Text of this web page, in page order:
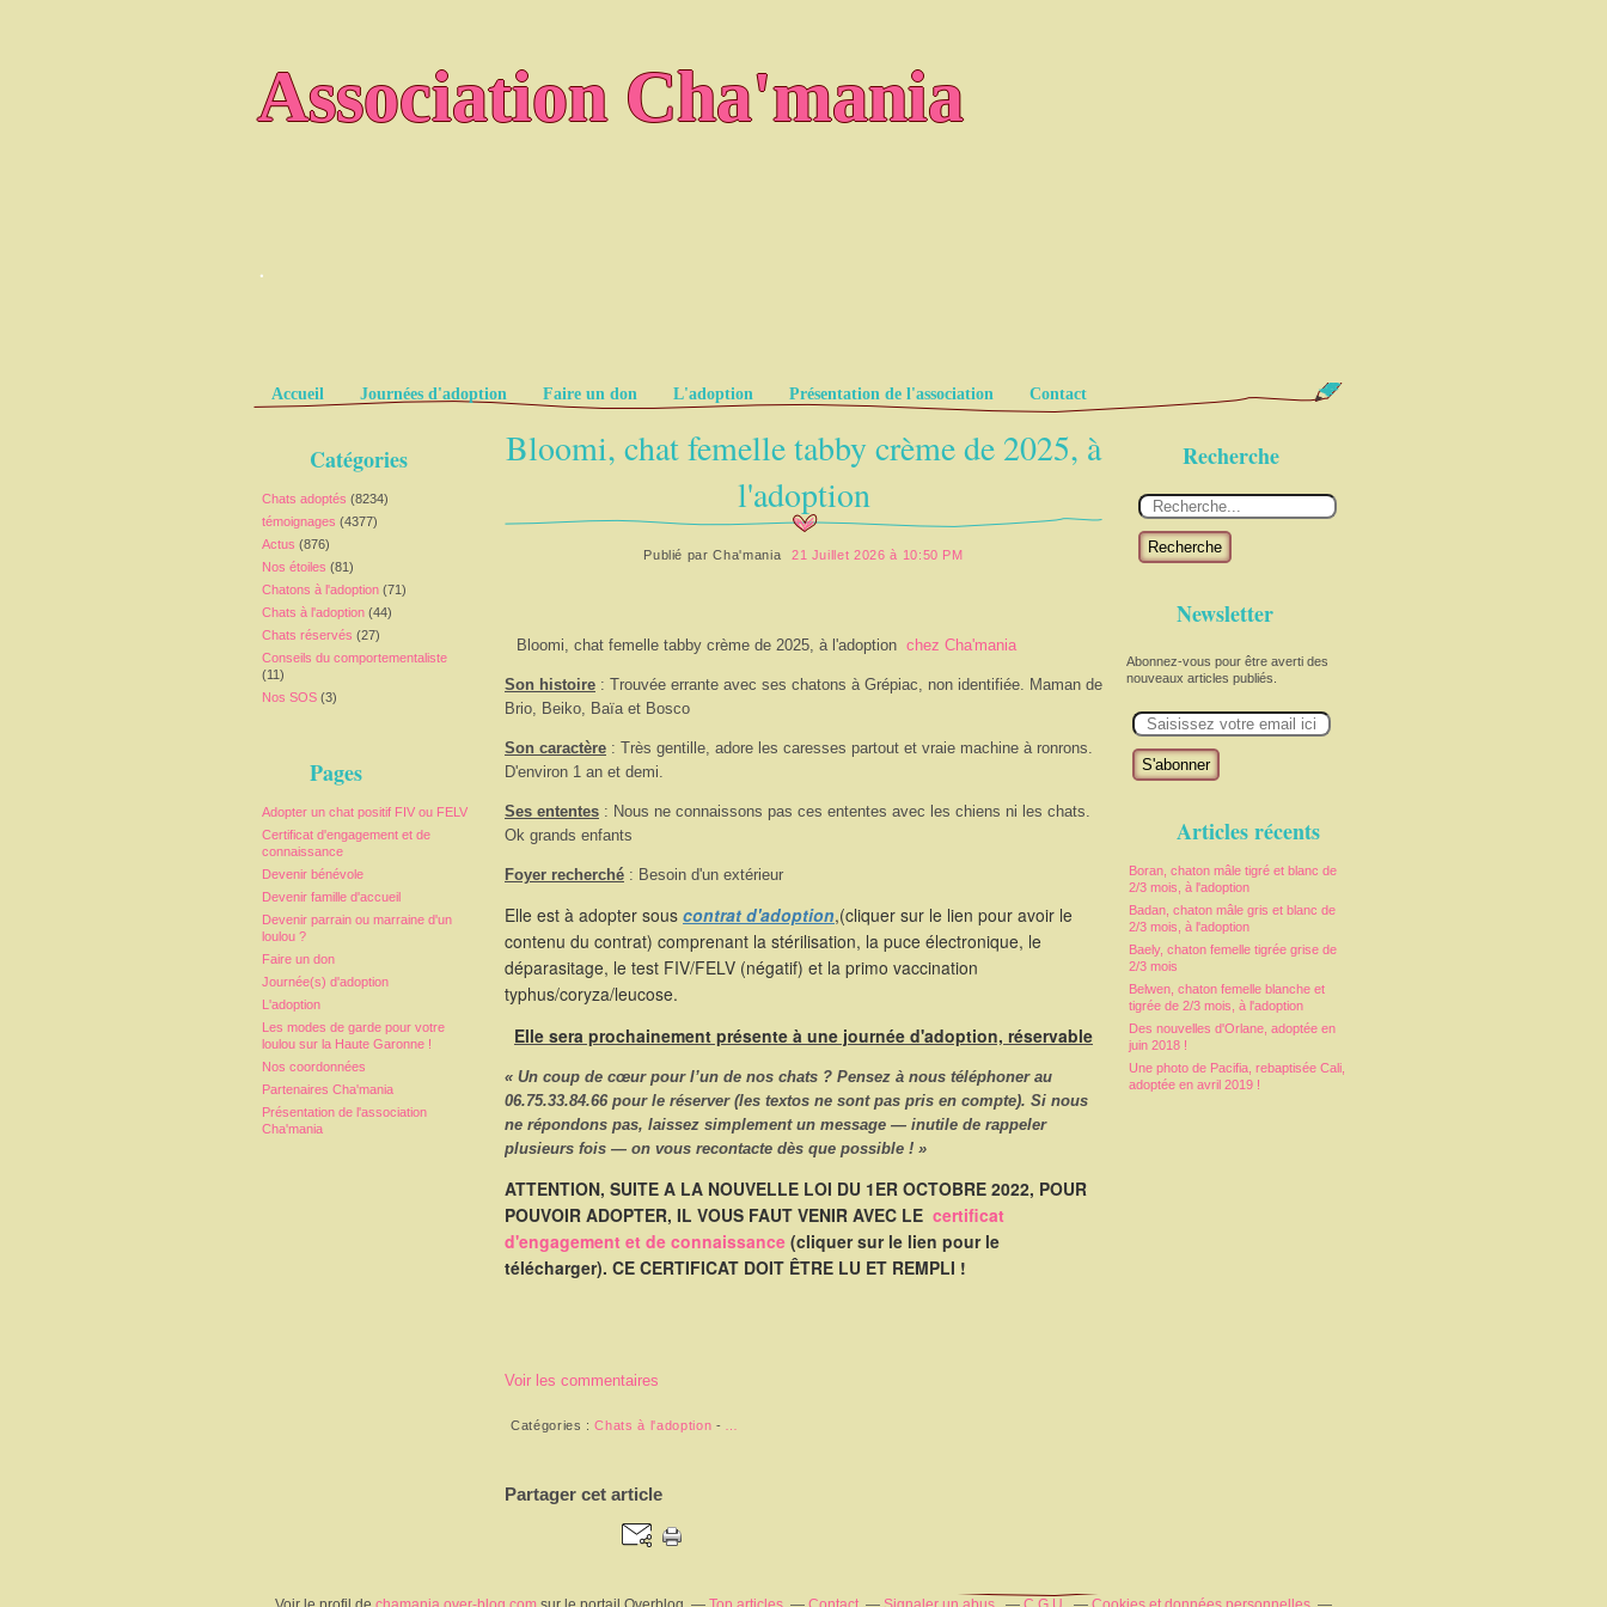
Association Cha'mania
.
Pages
Accueil Journées d'adoption Faire un don L'adoption Présentation de l'association Contact
Catégories
Chats adoptés (8234)
témoignages (4377)
Actus (876)
Nos étoiles (81)
Chatons à l'adoption (71)
Chats à l'adoption (44)
Chats réservés (27)
Conseils du comportementaliste
(11)
Nos SOS (3)
Pages
Adopter un chat positif FIV ou FELV
Certificat d'engagement et de
connaissance
Devenir bénévole
Devenir famille d'accueil
Devenir parrain ou marraine d'un
loulou ?
Faire un don
Journée(s) d'adoption
L'adoption
Les modes de garde pour votre
loulou sur la Haute Garonne !
Nos coordonnées
Partenaires Cha'mania
Présentation de l'association
Cha'mania
Recherche
Recherche
Newsletter
Abonnez-vous pour être averti des
nouveaux articles publiés.
m
Articles récents
Boran, chaton mâle tigré et blanc de
2/3 mois, à l'adoption
Badan, chaton mâle gris et blanc de
2/3 mois, à l'adoption
Baely, chaton femelle tigrée grise de
2/3 mois
Belwen, chaton femelle blanche et
tigrée de 2/3 mois, à l'adoption
Des nouvelles d'Orlane, adoptée en
juin 2018 !
Une photo de Pacifia, rebaptisée Cali,
adoptée en avril 2019 !
Bloomi, chat femelle tabby crème de 2025, à
l'adoption
Publié parCha'mania 21 Juillet 2026 à 10:50 PM
Bloomi, chat femelle tabby crème de 2025, à l'adoption chez Cha'mania
Son histoire : Trouvée errante avec ses chatons à Grépiac, non identifiée. Maman de
Brio, Beiko, Baïa et Bosco
Son caractère : Très gentille, adore les caresses partout et vraie machine à ronrons.
D'environ 1 an et demi.
Ses ententes : Nous ne connaissons pas ces ententes avec les chiens ni les chats.
Ok grands enfants
Foyer recherché : Besoin d'un extérieur
Elle est à adopter sous contrat d'adoption,(cliquer sur le lien pour avoir le
contenu du contrat) comprenant la stérilisation, la puce électronique, le
déparasitage, le test FIV/FELV (négatif) et la primo vaccination
typhus/coryza/leucose.
Elle sera prochainement présente à une journée d'adoption, réservable
« Un coup de cœur pour l’un de nos chats ? Pensez à nous téléphonerau
06.75.33.84.66 pour le réserver (les textos ne sont pas pris en compte). Si nous
ne répondons pas, laissez simplement un message — inutile de rappeler
plusieurs fois — on vous recontacte dès que possible ! »
ATTENTION, SUITE A LA NOUVELLE LOI DU 1ER OCTOBRE 2022, POUR
POUVOIR ADOPTER, IL VOUS FAUT VENIR AVEC LE certificat
d'engagement et de connaissance (cliquer sur le lien pour le
télécharger). CE CERTIFICAT DOIT ÊTRE LU ET REMPLI !
Voir les commentaires
Catégories :Chats à l'adoption -
Partager cet article